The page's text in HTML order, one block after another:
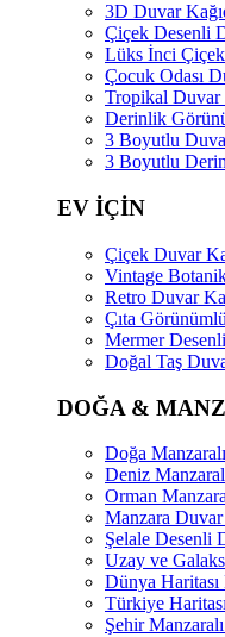
3D Duvar
Çiçek Desenli
Lüks İnci
Çocuk Odası
Tropikal Duvar
Derinlik
3 Boyutlu
3 Boyutlu
EV İÇİN
Çiçek Duvar
Vintage
Retro Duvar
Çıta
Mermer
Doğal Taş
DOĞA &
Doğa
Deniz
Orman
Manzara Duvar
Şelale Desenli
Uzay ve
Dünya Haritası
Türkiye
Şehir